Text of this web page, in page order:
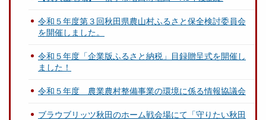
令和５年度第３回秋田県農山村ふるさと保全検討委員会
を開催しました。
令和５年度「企業版ふるさと納税」目録贈呈式を開催し
ました！
令和５年度 農業農村整備事業の環境に係る情報協議会
ブラウブリッツ秋田のホーム戦会場にて「守りたい秋田